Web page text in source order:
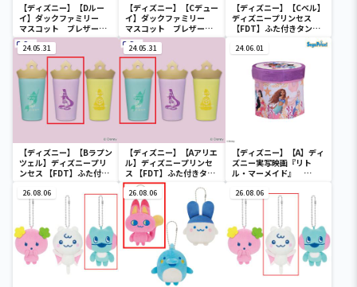
【ディズニー】【Dルー
イ】ダックファミリー
マスコット ブレザーコ
スチューム
【ディズニー】【Cデュー
イ】ダックファミリー
マスコット ブレザーコ
スチューム
【ディズニー】【Cベル】
ディズニープリンセス
【FDT】ふた付きタンブ
24.05.31
【ディズニー】【Bラプン
ツェル】ディズニープリ
ンセス 【FDT】ふた付き
24.05.31
【ディズニー】【Aアリエ
ル】ディズニープリンセ
ス 【FDT】ふた付きタン
ブラー
24.06.01
【ディズニー】【A】ディ
ズニー実写映画『リト
ル・マーメイド』
チェアー
26.08.06 26.08.06 26.08.06